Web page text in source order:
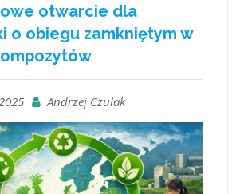
otwarcie dla
o obiegu zamkniętym w
Andrzej Czulak